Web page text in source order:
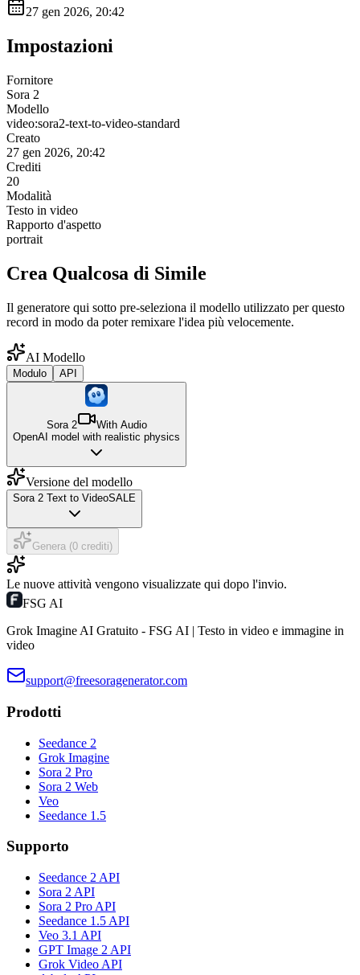
27 gen 2026, 20:42
Impostazioni
Fornitore
Sora 2
Modello
video:sora2-text-to-video-standard
Creato
27 gen 2026, 20:42
Crediti
20
Modalità
Testo in video
Rapporto d'aspetto
portrait
Crea Qualcosa di Simile
Il generatore qui sotto pre-seleziona il modello utilizzato per questo
record in modo da poter remixare l'idea più velocemente.
AI Modello
Modulo API
Sora 2
With Audio
OpenAI model with realistic physics
Versione del modello
Sora 2 Text to VideoSALE
Genera (0 crediti)
Le nuove attività vengono visualizzate qui dopo l'invio.
FSG AI
Grok Imagine AI Gratuito - FSG AI | Testo in video e immagine in
video
support@freesoragenerator.com
Prodotti
Seedance 2
Grok Imagine
Sora 2 Pro
Sora 2 Web
Veo
Seedance 1.5
Supporto
Seedance 2 API
Sora 2 API
Sora 2 Pro API
Seedance 1.5 API
Veo 3.1 API
GPT Image 2 API
Grok Video API